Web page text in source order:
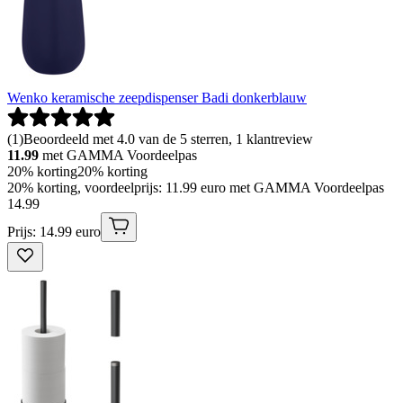
Wenko keramische zeepdispenser Badi donkerblauw
(1)Beoordeeld met 4.0 van de 5 sterren, 1 klantreview
11.99 met GAMMA Voordeelpas
20% korting20% korting
20% korting, voordeelprijs: 11.99 euro met GAMMA Voordeelpas
14.99
Prijs: 14.99 euro